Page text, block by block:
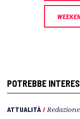
POTREBBE
ATTUALITÀ/ Redazione